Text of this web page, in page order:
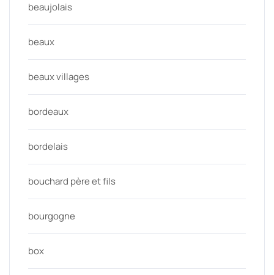
beaujolais
beaux
beaux villages
bordeaux
bordelais
bouchard père et fils
bourgogne
box